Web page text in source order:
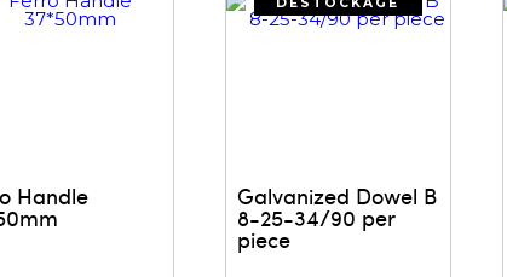
Handle Galvanized Dowel B
8-25-34/90 per
piece